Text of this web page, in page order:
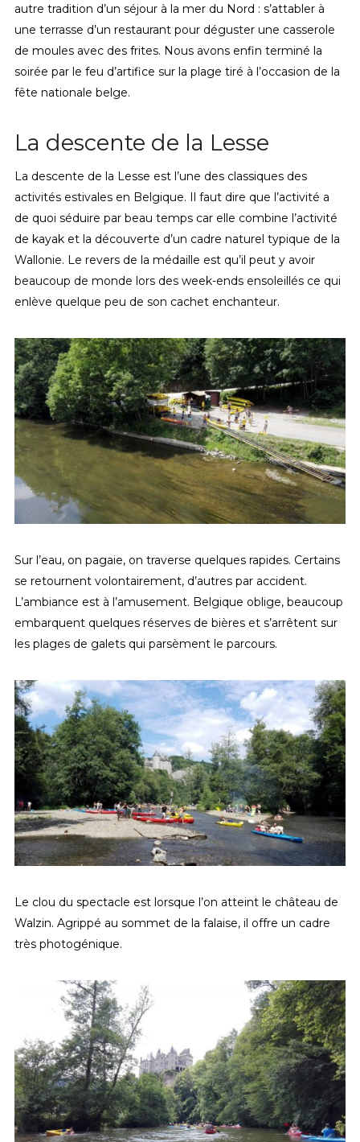
autre tradition d’un séjour à la mer du Nord : s’attabler à
une terrasse d’un restaurant pour déguster une casserole
de moules avec des frites. Nous avons enfin terminé la
soirée par le feu d’artifice sur la plage tiré à l’occasion de la
fête nationale belge.
La descente de la Lesse
La descente de la Lesse est l’une des classiques des
activités estivales en Belgique. Il faut dire que l’activité a
de quoi séduire par beau temps car elle combine l’activité
de kayak et la découverte d’un cadre naturel typique de la
Wallonie. Le revers de la médaille est qu’il peut y avoir
beaucoup de monde lors des week-ends ensoleillés ce qui
enlève quelque peu de son cachet enchanteur.
Sur l’eau, on pagaie, on traverse quelques rapides. Certains
se retournent volontairement, d’autres par accident.
L’ambiance est à l’amusement. Belgique oblige, beaucoup
embarquent quelques réserves de bières et s’arrêtent sur
les plages de galets qui parsèment le parcours.
Le clou du spectacle est lorsque l’on atteint le château de
Walzin. Agrippé au sommet de la falaise, il offre un cadre
très photogénique.